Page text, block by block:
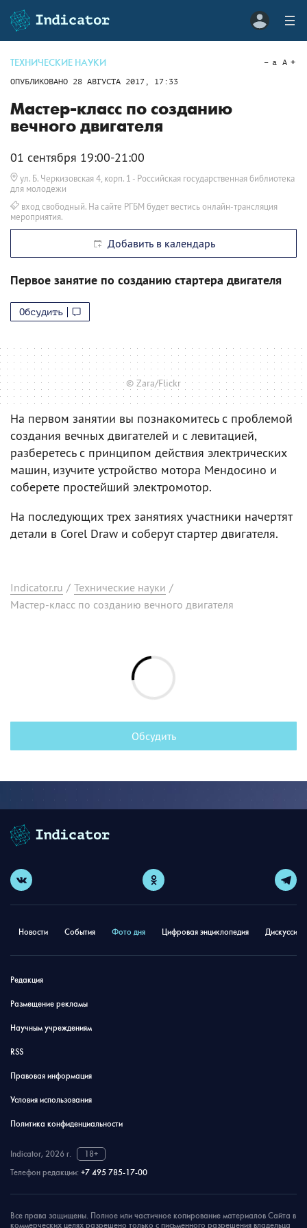
ТЕХНИЧЕСКИЕ НАУКИ
ОПУБЛИКОВАНО 28 АВГУСТА 2017, 17:33
a A
Мастер-класс по созданию
вечного двигателя
01 сентября 19:00-21:00
ул. Б. Черкизовская 4, корп. 1 - Российская государственная библиотека
для молодежи
вход свободный. На сайте РГБМ будет вестись онлайн-трансляция
мероприятия.
Добавить в календарь
Первое занятие по созданию стартера двигателя
Обсудить
© Zara/Flickr
На первом занятии вы познакомитесь с проблемой
создания вечных двигателей и с левитацией,
разберетесь с принципом действия электрических
машин, изучите устройство мотора Мендосино и
соберете простейший электромотор.
На последующих трех занятиях участники начертят
детали в Corel Draw и соберут стартер двигателя.
Indicator.ru / Технические науки /
Мастер-класс по созданию вечного двигателя
Обсудить
Новости События Фото дня Цифровая энциклопедия
Редакция
Размещение рекламы
Научным учреждениям
RSS
Правовая информация
Условия использования
Политика конфиденциальности
Indicator, 2026 г.
18+
Телефон редакции: +7 495 785-17-00
Все права защищены. Полное или частичное копирование материалов Сайта в
коммерческих целях разрешено только с письменного разрешения владельца